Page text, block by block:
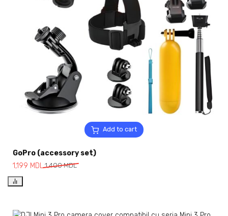
Add to cart
GoPro (accessory set)
1,400MDL
1,199 MDL